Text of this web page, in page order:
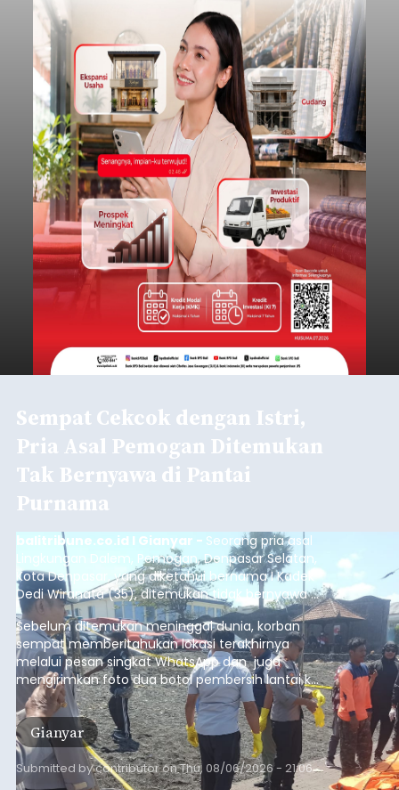
Sempat Cekcok dengan Istri,
Pria Asal Pemogan Ditemukan
Tak Bernyawa di Pantai
Purnama
balitribune.co.id I Gianyar - Seorang pria asal
Lingkungan Dalem, Pemogan, Denpasar Selatan,
Kota Denpasar, yang diketahui bernama I Kadek
Dedi Wiranata (35), ditemukan tidak bernyawa di
pesisir Pantai Purnama, Sukawati.
Sebelum ditemukan meninggal dunia, korban
sempat memberitahukan lokasi terakhirnya
melalui pesan singkat WhatsApp dan juga
mengirimkan foto dua botol pembersih lantai ke
istrinya.
Gianyar
Submitted bycontributoronThu, 08/06/2026 - 21:06